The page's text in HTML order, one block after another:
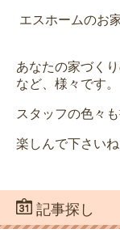
エスホームのお
あなたの家づく
など、様々です。
スタッフの色々
楽しんで下さいね
記事探し